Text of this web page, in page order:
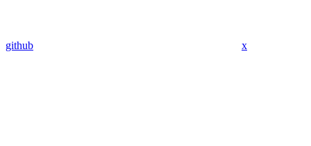
github x